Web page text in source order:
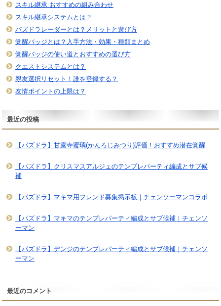
スキル継承 おすすめの組み合わせ
スキル継承システムとは？
パズドラレーダーとは？メリットと遊び方
覚醒バッジとは？入手方法・効果・種類まとめ
覚醒バッジの使い道とおすすめの選び方
クエストシステムとは？
親友選択リセット！誰を登録する？
友情ポイントの上限は？
最近の投稿
【パズドラ】甘露寺蜜璃(かんろじみつり)評価！おすすめ潜在覚醒
【パズドラ】クリスマスアルジェのテンプレパーティ編成とサブ候
補
【パズドラ】マキマ用フレンド募集掲示板｜チェンソーマンコラボ
【パズドラ】マキマのテンプレパーティ編成とサブ候補｜チェンソ
ーマン
【パズドラ】デンジのテンプレパーティ編成とサブ候補｜チェンソ
ーマン
最近のコメント